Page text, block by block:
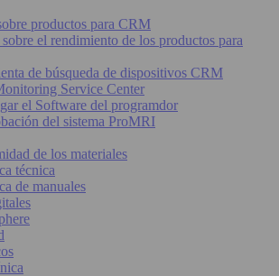
productos para CRM
el rendimiento de los productos para
de búsqueda de dispositivos CRM
Service Center
el Software del programdor
del sistema ProMRI
de los materiales
técnica
de manuales